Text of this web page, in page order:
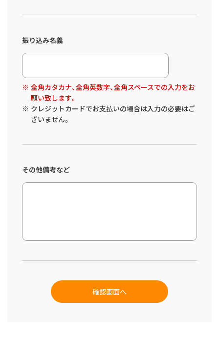
振り込み名義
全角カタカナ、全角英数字、全角スペースでの入力をお
願い致します。
クレジットカードでお支払いの場合は入力の必要はご
ざいません。
その他備考など